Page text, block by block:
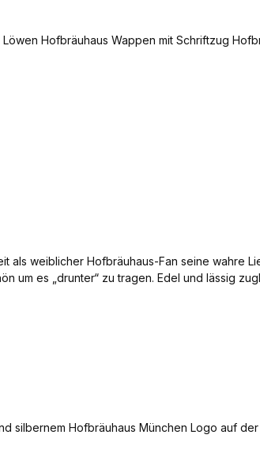
als weiblicher Hofbräuhaus-Fan seine wahre
um es „drunter“ zu tragen. Edel und lässig